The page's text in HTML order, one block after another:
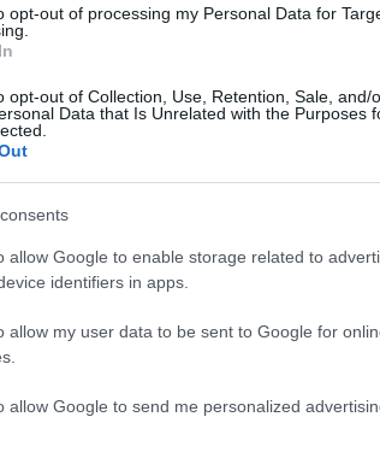
opt-out of processing my Personal Data for
opt-out of Collection, Use, Retention, Sale, and/
Data that Is Unrelated with the Purposes
allow Google to enable storage related to
identifiers in apps.
allow my user data to be sent to Google for
allow Google to send me personalized
árak